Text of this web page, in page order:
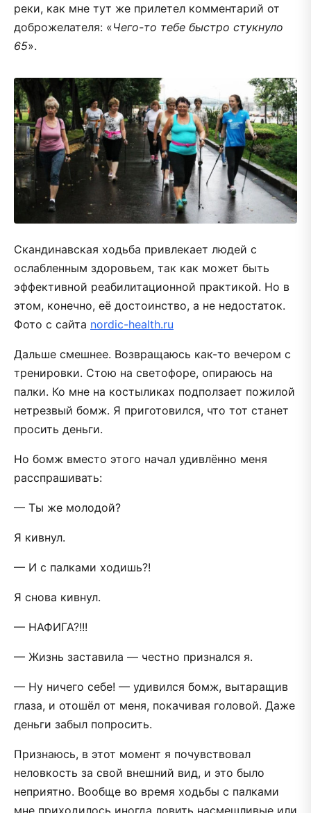
реки, как мне тут же прилетел комментарий от
доброжелателя: «Чего-то тебе быстро стукнуло
65».
Скандинавская ходьба привлекает людей с
ослабленным здоровьем, так как может быть
эффективной реабилитационной практикой. Но в
этом, конечно, её достоинство, а не недостаток.
Фото с сайта nordic-health.ru
Дальше смешнее. Возвращаюсь как-то вечером с
тренировки. Стою на светофоре, опираюсь на
палки. Ко мне на костыликах подползает пожилой
нетрезвый бомж. Я приготовился, что тот станет
просить деньги.
Но бомж вместо этого начал удивлённо меня
расспрашивать:
— Ты же молодой?
Я кивнул.
— И с палками ходишь?!
Я снова кивнул.
— НАФИГА?!!!
— Жизнь заставила — честно признался я.
— Ну ничего себе! — удивился бомж, вытаращив
глаза, и отошёл от меня, покачивая головой. Даже
деньги забыл попросить.
Признаюсь, в этот момент я почувствовал
неловкость за свой внешний вид, и это было
неприятно. Вообще во время ходьбы с палками